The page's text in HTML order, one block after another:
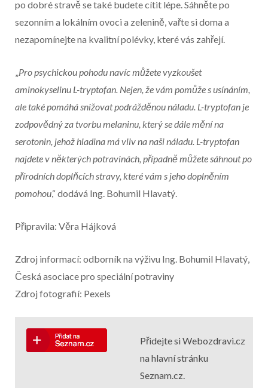
po dobré stravě se také budete cítit lépe. Sáhněte po
sezonním a lokálním ovoci a zelenině, vařte si doma a
nezapomínejte na kvalitní polévky, které vás zahřejí.
„Pro psychickou pohodu navíc můžete vyzkoušet
aminokyselinu L-tryptofan. Nejen, že vám pomůže s usínáním,
ale také pomáhá snižovat podrážděnou náladu. L-tryptofan je
zodpovědný za tvorbu melaninu, který se dále mění na
serotonin, jehož hladina má vliv na naši náladu. L-tryptofan
najdete v některých potravinách, případně můžete sáhnout po
přírodních doplňcích stravy, které vám s jeho doplněním
pomohou,“ dodává Ing. Bohumil Hlavatý.
Připravila: Věra Hájková
Zdroj informací: odborník na výživu Ing. Bohumil Hlavatý,
Česká asociace pro speciální potraviny
Zdroj fotografií: Pexels
Přidejte si Webozdravi.cz
na hlavní stránku
Seznam.cz.